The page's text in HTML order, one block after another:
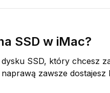
SSD w iMac?
SSD, który chcesz
zawsze